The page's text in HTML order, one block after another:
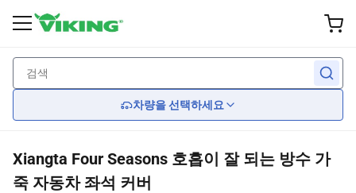
차량을 선택하세요
뒤쪽에
타이어
뒤쪽에
보류
뒤쪽에
신체 장비
뒤쪽에
미등
뒤쪽에
Car Seat Covers
Xiangta Four Seasons 호흡이 잘 되는 방수 가
죽 자동차 좌석 커버